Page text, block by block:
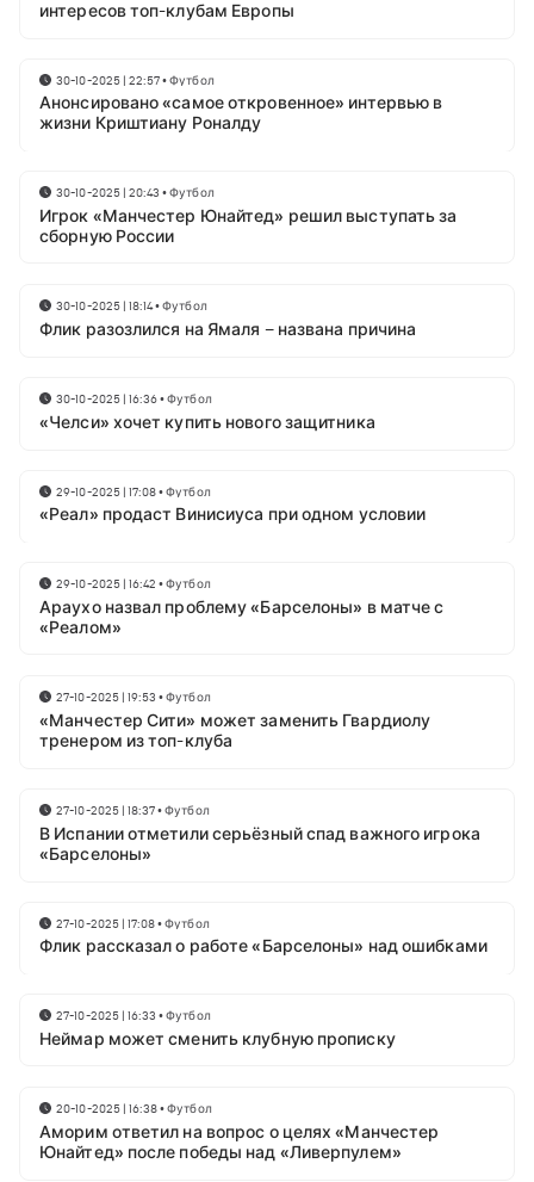
интересов топ-клубам Европы
30-10-2025 | 22:57•Футбол
Анонсировано «самое откровенное» интервью в
жизни Криштиану Роналду
30-10-2025 | 20:43 •Футбол
Игрок «Манчестер Юнайтед» решил выступать за
сборную России
30-10-2025 | 18:14•Футбол
Флик разозлился на Ямаля – названа причина
30-10-2025 | 16:36•Футбол
«Челси» хочет купить нового защитника
29-10-2025 | 17:08•Футбол
«Реал» продаст Винисиуса при одном условии
29-10-2025 | 16:42 •Футбол
Араухо назвал проблему «Барселоны» в матче с
«Реалом»
27-10-2025 | 19:53 •Футбол
«Манчестер Сити» может заменить Гвардиолу
тренером из топ-клуба
27-10-2025 | 18:37•Футбол
В Испании отметили серьёзный спад важного игрока
«Барселоны»
27-10-2025 | 17:08•Футбол
Флик рассказал о работе «Барселоны» над ошибками
27-10-2025 | 16:33 •Футбол
Неймар может сменить клубную прописку
20-10-2025 | 16:38•Футбол
Аморим ответил на вопрос о целях «Манчестер
Юнайтед» после победы над «Ливерпулем»